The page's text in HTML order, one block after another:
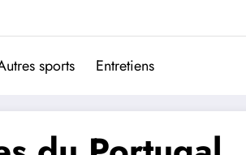
sports Entretiens